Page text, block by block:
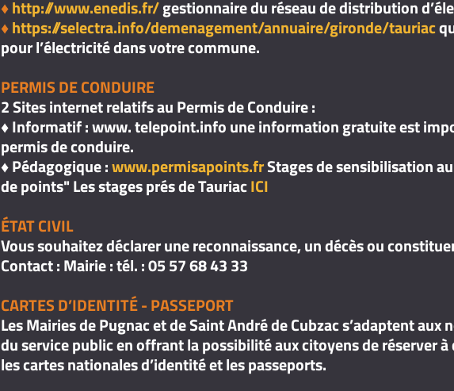
♦http://www.enedis.fr/gestionnaire du réseau de distribution
♦https://selectra.info/demenagement/annuaire/gironde/tauriac
pour l’électricité dans votre commune.
PERMIS DE CONDUIRE
2 Sites internet relatifs au Permis de Conduire :
♦ Informatif : www. telepoint.info une information gratuite est
permis de conduire.
♦ Pédagogique :www.permisapoints.frStages de sensibilisation
de points" Les stages prés de TauriacICI
ÉTAT CIVIL
Vous souhaitez déclarer une reconnaissance, un décès ou
Contact : Mairie : tél. : 05 57 68 43 33
CARTES D’IDENTITÉ - PASSEPORT
Les Mairies de Pugnac et de Saint André de Cubzac s’adaptent aux
du service public en offrant la possibilité aux citoyens de réserver
les cartes nationales d’identité et les passeports.